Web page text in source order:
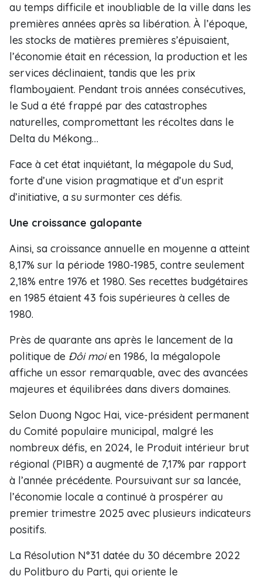
au temps difficile et inoubliable de la ville dans les
premières années après sa libération. À l’époque,
les stocks de matières premières s’épuisaient,
l’économie était en récession, la production et les
services déclinaient, tandis que les prix
flamboyaient. Pendant trois années consécutives,
le Sud a été frappé par des catastrophes
naturelles, compromettant les récoltes dans le
Delta du Mékong…
Face à cet état inquiétant, la mégapole du Sud,
forte d’une vision pragmatique et d’un esprit
d’initiative, a su surmonter ces défis.
Une croissance galopante
Ainsi, sa croissance annuelle en moyenne a atteint
8,17% sur la période 1980-1985, contre seulement
2,18% entre 1976 et 1980. Ses recettes budgétaires
en 1985 étaient 43 fois supérieures à celles de
1980.
Près de quarante ans après le lancement de la
politique de Đôi moien 1986, la mégalopole
affiche un essor remarquable, avec des avancées
majeures et équilibrées dans divers domaines.
Selon Duong Ngoc Hai, vice-président permanent
du Comité populaire municipal, malgré les
nombreux défis, en 2024, le Produit intérieur brut
régional (PIBR) a augmenté de 7,17% par rapport
à l’année précédente. Poursuivant sur sa lancée,
l’économie locale a continué à prospérer au
premier trimestre 2025 avec plusieurs indicateurs
positifs.
La Résolution N°31 datée du 30 décembre 2022
du Politburo du Parti, qui oriente le